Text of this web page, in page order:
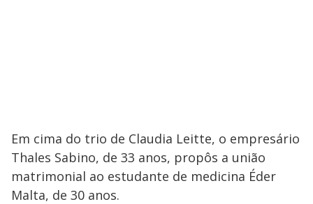
Em cima do trio de Claudia Leitte, o empresário
Thales Sabino, de 33 anos, propôs a união
matrimonial ao estudante de medicina Éder
Malta, de 30 anos.